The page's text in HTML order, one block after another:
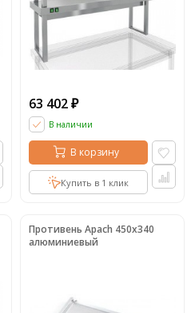
63 402 ₽
В наличии
В корзину
Купить в 1 клик
Противень Apach 450x340
алюминиевый